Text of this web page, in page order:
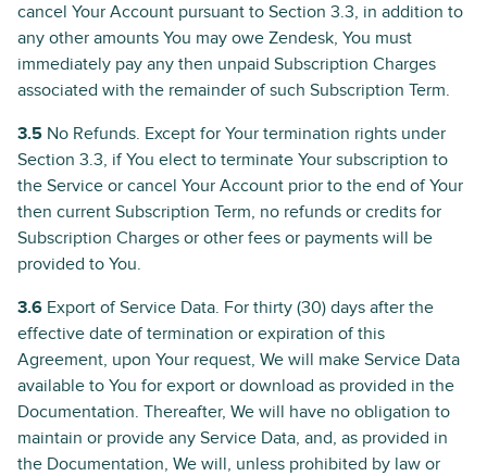
cancel Your Account pursuant to Section 3.3, in addition to
any other amounts You may owe Zendesk, You must
immediately pay any then unpaid Subscription Charges
associated with the remainder of such Subscription Term.
3.5 No Refunds. Except for Your termination rights under
Section 3.3, if You elect to terminate Your subscription to
the Service or cancel Your Account prior to the end of Your
then current Subscription Term, no refunds or credits for
Subscription Charges or other fees or payments will be
provided to You.
3.6 Export of Service Data. For thirty (30) days after the
effective date of termination or expiration of this
Agreement, upon Your request, We will make Service Data
available to You for export or download as provided in the
Documentation. Thereafter, We will have no obligation to
maintain or provide any Service Data, and, as provided in
the Documentation, We will, unless prohibited by law or